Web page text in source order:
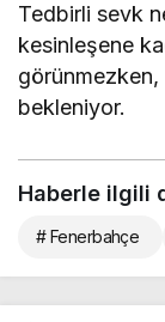
Tedbirli sevk
kesinleşene
görünmezken,
bekleniyor.
Haberle ilgili
# Fenerbahçe